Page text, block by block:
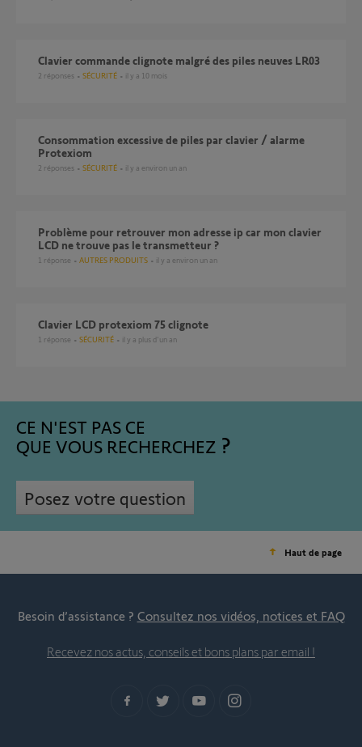
Clavier commande clignote malgré des piles neuves LR03
2 réponses SÉCURITÉ il y a 10 mois
Consommation excessive de piles par clavier / alarme
Protexiom
2 réponses SÉCURITÉ il y a environ un an
problème pour retrouver mon adresse ip car mon clavier
LCD ne trouve pas le transmetteur ?
1 réponse AUTRES PRODUITS il y a environ un an
Clavier LCD protexiom 75 clignote
1 réponse SÉCURITÉ il y a plus d'un an
CE N'EST PAS CE
QUE VOUS RECHERCHEZ
Posez votre question
Haut de page
Besoin d’assistance ? Consultez nos vidéos, notices et FAQ
Recevez nos actus, conseils et bons plans par email !